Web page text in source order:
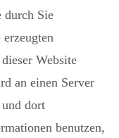
durch Sie
Website
an einen Server
dort
benutzen,